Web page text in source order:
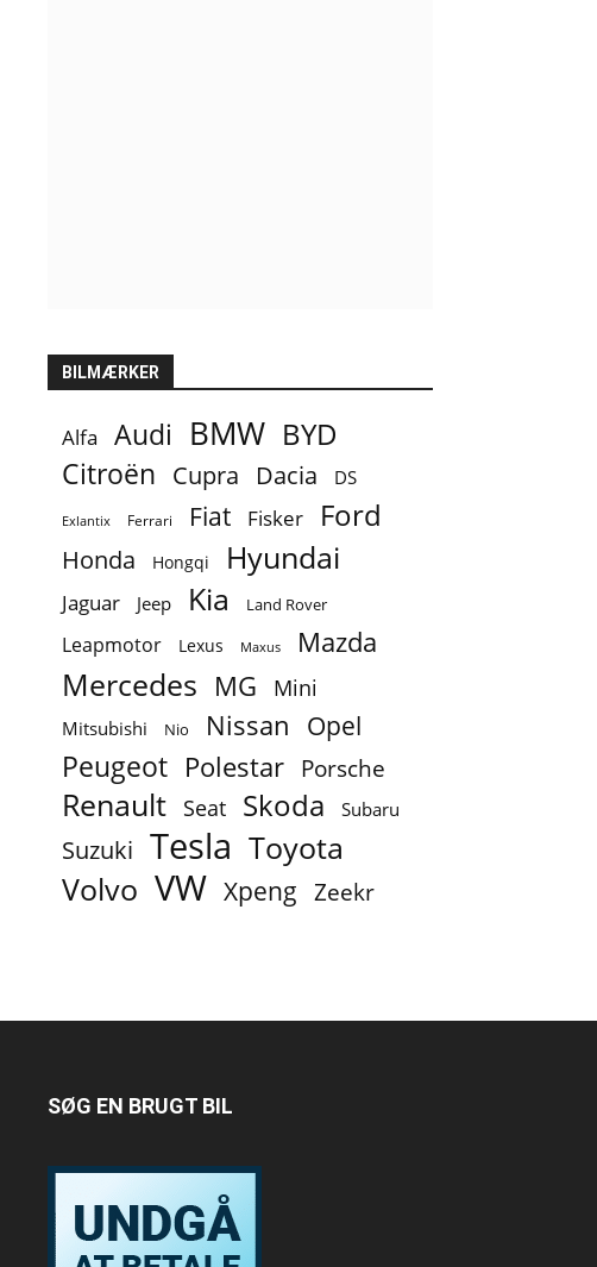
BILMÆRKER
Alfa Audi BMW BYD
Citroën Cupra Dacia DS
Exlantix Ferrari Fiat Fisker Ford
Honda Hongqi Hyundai
Jaguar Jeep Kia Land Rover
Leapmotor Lexus Maxus Mazda
Mercedes MG Mini
Mitsubishi Nio Nissan Opel
Peugeot Polestar Porsche
Renault Seat Skoda Subaru
Suzuki Tesla Toyota
Volvo VW Xpeng Zeekr
SØG EN BRUGT BIL